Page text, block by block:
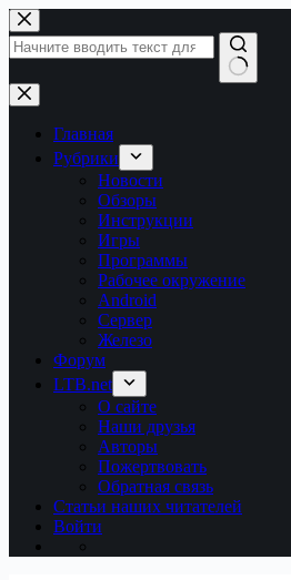
Перейти
к
сути
Ничего
не
найденоГлавная
Рубрики
Новости
Обзоры
Инструкции
Игры
Программы
Рабочее окружение
Android
Сервер
Железо
Форум
LTB.net
О сайте
Наши друзья
Авторы
Пожертвовать
Обратная связь
Статьи наших читателей
Войти